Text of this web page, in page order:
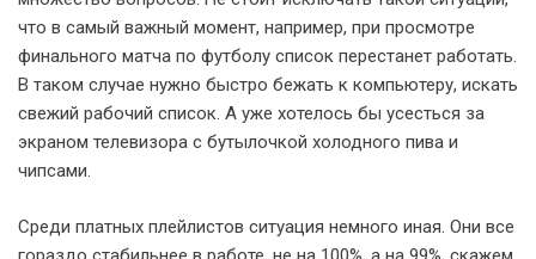
что в самый важный момент, например, при просмотре
финального матча по футболу список перестанет работать.
В таком случае нужно быстро бежать к компьютеру, искать
свежий рабочий список. А уже хотелось бы усесться за
экраном телевизора с бутылочкой холодного пива и
чипсами.
Среди платных плейлистов ситуация немного иная. Они все